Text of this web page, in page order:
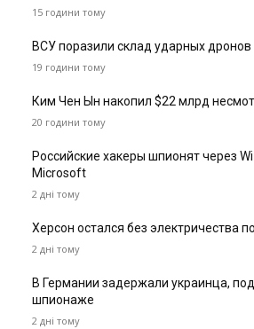
15 години тому
ВСУ поразили склад ударных
19 години тому
Ким Чен Ын накопил $22 млрд
20 години тому
Российские хакеры шпионят через
Microsoft
2 дні тому
Херсон остался без электричества
2 дні тому
В Германии задержали украинца,
шпионаже
2 дні тому